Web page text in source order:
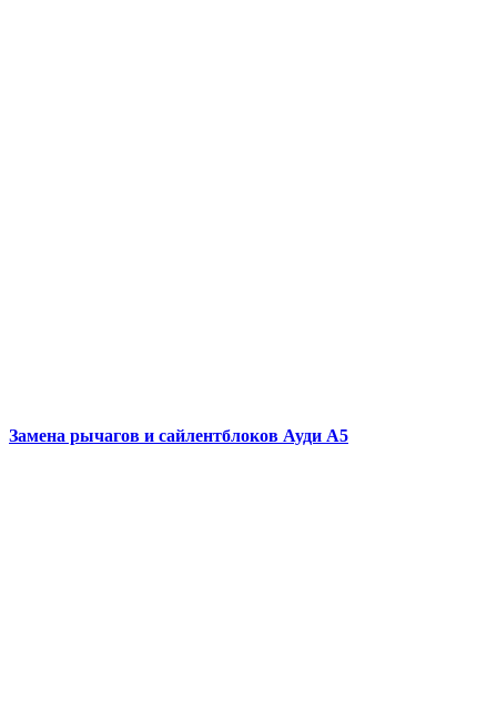
Замена рычагов и сайлентблоков Ауди А5